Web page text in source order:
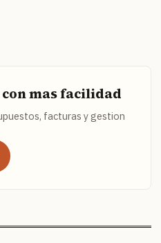
mas facilidad
facturas y gestion